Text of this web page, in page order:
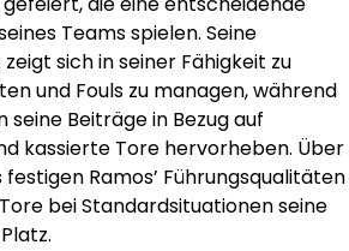
Teams spielen. Seine
sich in seiner Fähigkeit zu
und Fouls zu managen, während
seine Beiträge in Bezug auf
kassierte Tore hervorheben. Über
Ramos’ Führungsqualitäten
bei Standardsituationen seine